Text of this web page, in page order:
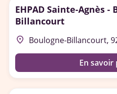
EHPAD Sainte-Agnès -
Billancourt
place Boulogne-Billancourt,
En savoir